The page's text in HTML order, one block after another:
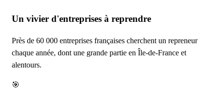
Un vivier d'entreprises à reprendre
Près de 60 000 entreprises françaises cherchent un repreneur
chaque année, dont une grande partie en Île-de-France et
alentours.
🎯